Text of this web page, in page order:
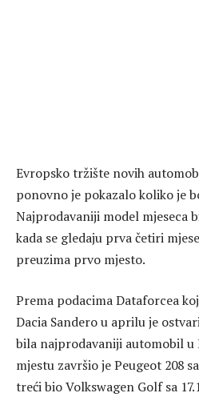
Evropsko tržište novih
ponovno je pokazalo koliko je
Najprodavaniji model mjeseca
kada se gledaju prva četiri
preuzima prvo mjesto.
Prema podacima Dataforcea
Dacia Sandero u aprilu je
bila najprodavaniji automobil u
mjestu završio je Peugeot 208
treći bio Volkswagen Golf sa